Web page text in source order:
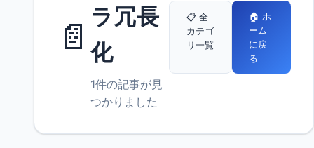
📄 ラ冗長
化
1件の記事が見
つかりました
📋 全
カテゴ
リ一覧
🏠 ホ
ーム
に戻
る